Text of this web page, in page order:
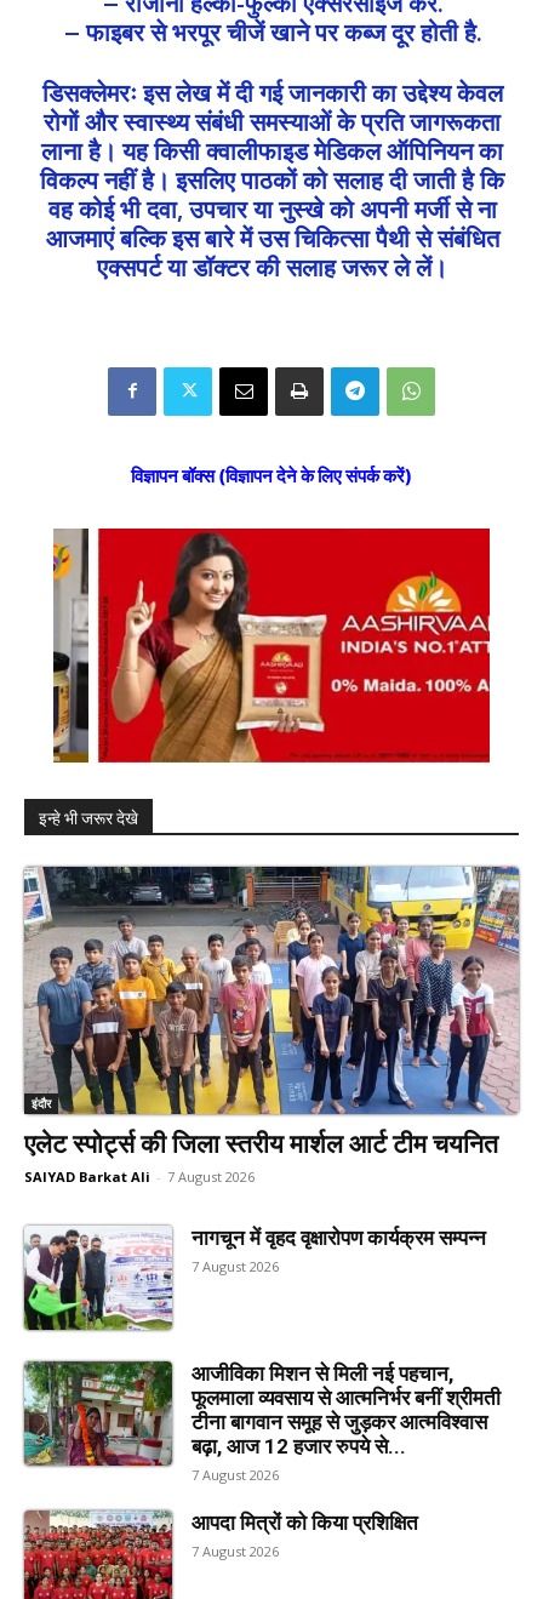
– फाइबर से भरपूर चीजें खाने पर कब्ज दूर होती है.
डिसक्लेमरः इस लेख में दी गई जानकारी का उद्देश्य केवल
रोगों और स्वास्थ्य संबंधी समस्याओं के प्रति जागरूकता
लाना है। यह किसी क्वालीफाइड मेडिकल ऑपिनियन का
विकल्प नहीं है। इसलिए पाठकों को सलाह दी जाती है कि
वह कोई भी दवा, उपचार या नुस्खे को अपनी मर्जी से ना
आजमाएं बल्कि इस बारे में उस चिकित्सा पैथी से संबंधित
एक्सपर्ट या डॉक्टर की सलाह जरूर ले लें।
विज्ञापन बॉक्स (विज्ञापन देने के लिए संपर्क करें)
इन्हे भी जरूर देखे
इंदौर
एलेट स्पोर्ट्स की जिला स्तरीय मार्शल आर्ट टीम चयनित
SAIYAD Barkat Ali - 7 August 2026
नागचून में वृहद वृक्षारोपण कार्यक्रम सम्पन्न
7 August 2026
आजीविका मिशन से मिली नई पहचान,
फूलमाला व्यवसाय से आत्मनिर्भर बनीं श्रीमती
टीना बागवान समूह से जुड़कर आत्मविश्वास
बढ़ा, आज 12 हजार रुपये से...
7 August 2026
आपदा मित्रों को किया प्रशिक्षित
7 August 2026